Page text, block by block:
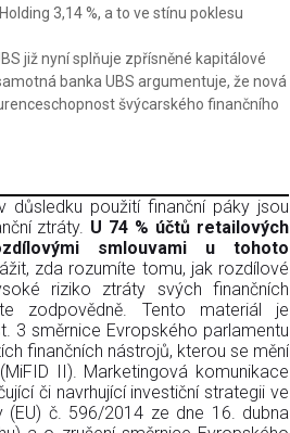
3,14 %, a to ve stínu poklesu
již nyní splňuje zpřísněné kapitálové
banka UBS argumentuje, že nová
švýcarského finančního
použití finanční páky jsou
ztráty. U 74 % účtů retailových
smlouvami u tohoto
zda rozumíte tomu, jak rozdílové
riziko ztráty svých finančních
zodpovědně. Tento materiál je
3 směrnice Evropského parlamentu
finančních nástrojů, kterou se mění
II). Marketingová komunikace
či navrhující investiční strategii ve
(EU) č. 596/2014 ze dne 16. dubna